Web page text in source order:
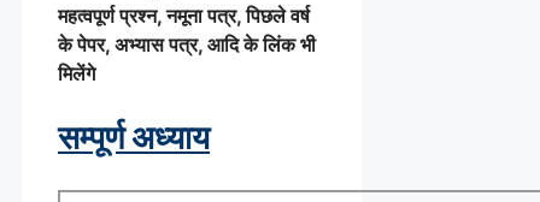
महत्वपूर्ण प्रश्न, नमूना पत्र, पिछले वर्ष
के पेपर, अभ्यास पत्र, आदि के लिंक भी
मिलेंगे
सम्पूर्ण अध्याय